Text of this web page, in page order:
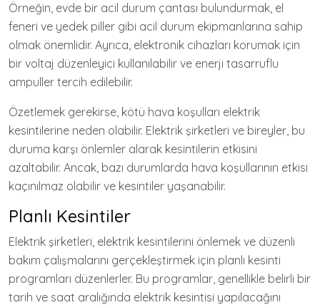
Örneğin, evde bir acil durum çantası bulundurmak, el
feneri ve yedek piller gibi acil durum ekipmanlarına sahip
olmak önemlidir. Ayrıca, elektronik cihazları korumak için
bir voltaj düzenleyici kullanılabilir ve enerji tasarruflu
ampuller tercih edilebilir.
Özetlemek gerekirse, kötü hava koşulları elektrik
kesintilerine neden olabilir. Elektrik şirketleri ve bireyler, bu
duruma karşı önlemler alarak kesintilerin etkisini
azaltabilir. Ancak, bazı durumlarda hava koşullarının etkisi
kaçınılmaz olabilir ve kesintiler yaşanabilir.
Planlı Kesintiler
Elektrik şirketleri, elektrik kesintilerini önlemek ve düzenli
bakım çalışmalarını gerçekleştirmek için planlı kesinti
programları düzenlerler. Bu programlar, genellikle belirli bir
tarih ve saat aralığında elektrik kesintisi yapılacağını